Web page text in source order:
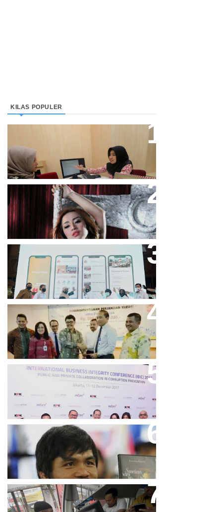
KILAS POPULER
Keuangan Syariah Di Indonesia
Meningkat
Cupi Cupita Luncurkan Single
“Yo Uwis”
Bandung Great Sale 2020 Go
Online Resmi Dimulai
Bank Bjb Fasilitasi Kredit Modal
Kerja Konstruksi PT Adhi Karya
Keren, Bank BJB Kantongi
Puluhan Penghargaan Sepanjang
2017
Dicibir Di Medsos, Manny
Pacquiao Tegaskan Pendirian
Tolak LGBT
Bjb T Samsat Manjakan Nasabah
Dalam Bayar Pajak Kendaraan